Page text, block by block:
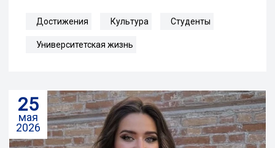
Достижения Культура Студенты
Университетская жизнь
25
мая
2026